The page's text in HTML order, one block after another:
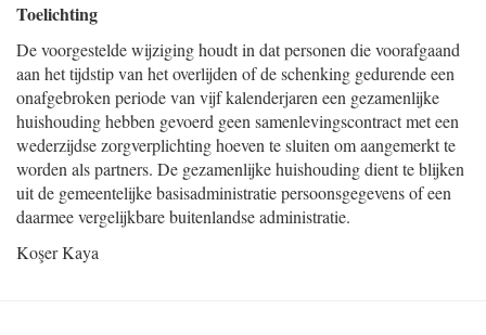
Toelichting
De voorgestelde wijziging houdt in dat personen die voorafgaand
aan het tijdstip van het overlijden of de schenking gedurende een
onafgebroken periode van vijf kalenderjaren een gezamenlijke
huishouding hebben gevoerd geen samenlevingscontract met een
wederzijdse zorgverplichting hoeven te sluiten om aangemerkt te
worden als partners. De gezamenlijke huishouding dient te blijken
uit de gemeentelijke basisadministratie persoonsgegevens of een
daarmee vergelijkbare buitenlandse administratie.
Koşer Kaya